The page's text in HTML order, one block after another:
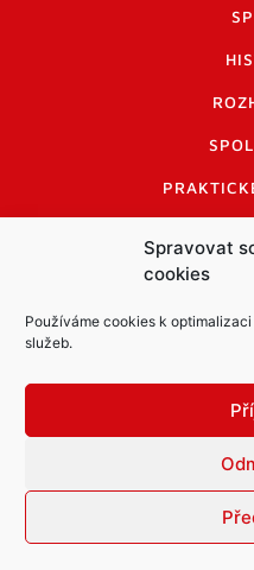
Spravovat
cookies
Používáme cookies k
služeb.
INFORMACE A
LOGO A
© Město Mníšek pod Brdy
Informace o